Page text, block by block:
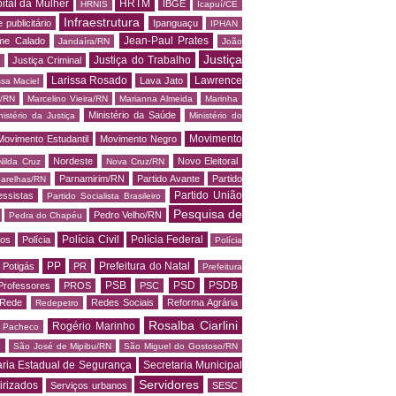
da Mulher HRNIS HRTM IBGE Icapuí/CE
publicitário Infraestrutura Ipanguaçu IPHAN
Calado Jandaíra/RN Jean-Paul Prates João
Justiça Criminal Justiça do Trabalho Justiça
Maciel Larissa Rosado Lava Jato Lawrence
RN Marcelino Vieira/RN Marianna Almeida
Marinha
da Justiça
Ministério da Saúde Ministério do
Estudantil Movimento Negro Movimento
Cruz Nordeste Nova Cruz/RN Novo Eleitoral
RN Parnamirim/RN Partido Avante
Partido
Partido Socialista Brasileiro Partido União
Pedra do Chapéu Pedro Velho/RN Pesquisa de
Polícia Polícia Civil Polícia Federal Polícia
Potigás PP PR Prefeitura do Natal Prefeitura
PROS PSB PSC PSD PSDB
Rede Redepetro Redes Sociais Reforma Agrária
Rogério Marinho Rosalba Ciarlini
São José de Mipibu/RN São Miguel do Gostoso/RN
Estadual de Segurança
Secretaria Municipal
Serviços urbanos Servidores SESC